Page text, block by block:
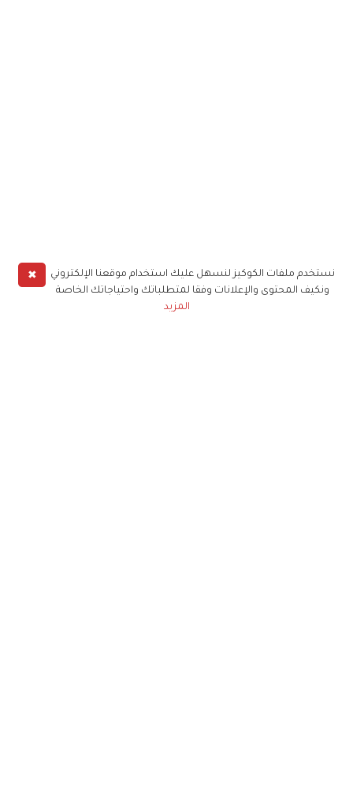
✖
نستخدم ملفات الكوكيز لنسهل عليك استخدام موقعنا الإلكتروني
ونكيف المحتوى والإعلانات وفقا لمتطلباتك واحتياجاتك الخاصة
المزيد